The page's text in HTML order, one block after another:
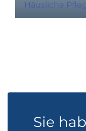
Häusliche
Sie